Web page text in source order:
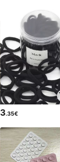
3.35€